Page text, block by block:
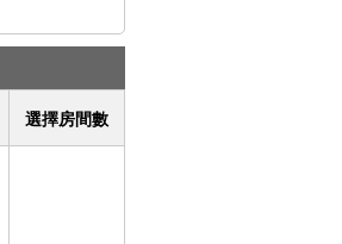
選擇房間數